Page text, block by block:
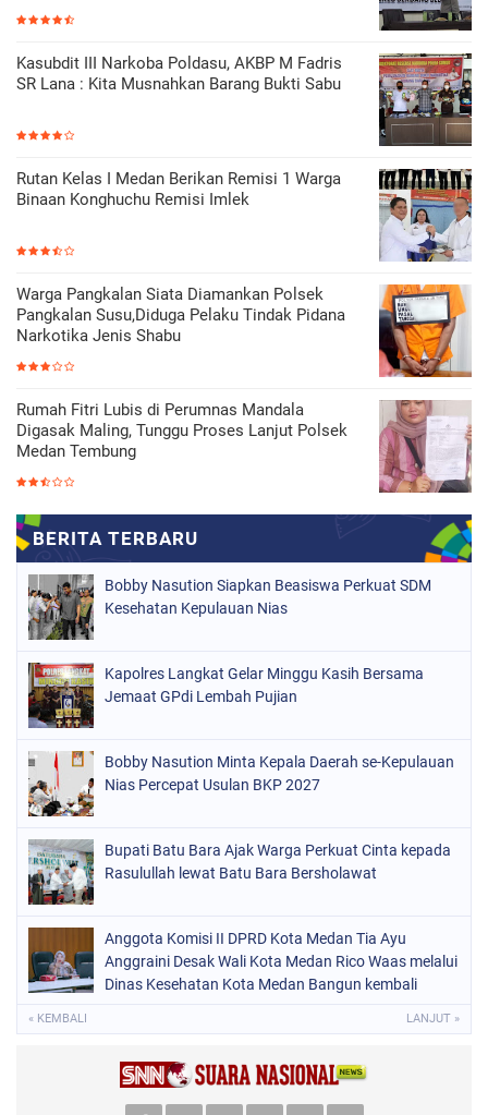
Kasubdit III Narkoba Poldasu, AKBP M Fadris
SR Lana : Kita Musnahkan Barang Bukti Sabu
Rutan Kelas I Medan Berikan Remisi 1 Warga
Binaan Konghuchu Remisi Imlek
Warga Pangkalan Siata Diamankan Polsek
Pangkalan Susu,Diduga Pelaku Tindak Pidana
Narkotika Jenis Shabu
Rumah Fitri Lubis di Perumnas Mandala
Digasak Maling, Tunggu Proses Lanjut Polsek
Medan Tembung
Bobby Nasution Siapkan Beasiswa Perkuat SDM
Kesehatan Kepulauan Nias
Kapolres Langkat Gelar Minggu Kasih Bersama
Jemaat GPdi Lembah Pujian
Bobby Nasution Minta Kepala Daerah se-Kepulauan
Nias Percepat Usulan BKP 2027
Bupati Batu Bara Ajak Warga Perkuat Cinta kepada
Rasulullah lewat Batu Bara Bersholawat
Anggota Komisi II DPRD Kota Medan Tia Ayu
Anggraini Desak Wali Kota Medan Rico Waas melalui
Dinas Kesehatan Kota Medan Bangun kembali
« KEMBALI LANJUT »